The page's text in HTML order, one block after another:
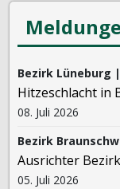
Bezirk Lüneburg
Hitzeschlacht in
08. Juli 2026
Bezirk
Ausrichter
05. Juli 2026